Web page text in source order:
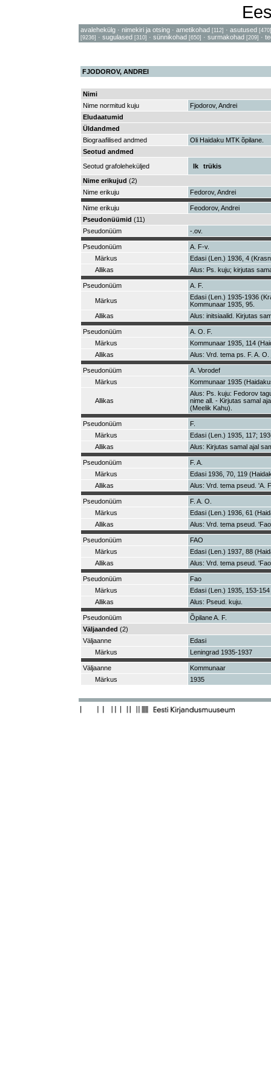
avalehekülg · nimekiri ja otsing · ametikohad [112] · asutused [470]
[9236] · sugulased [310] · sünnikohad [650] · surmakohad [209] ·
FJODOROV, ANDREI
Nimi
Nime normitud kuju
Fjodorov, Andrei
Eludaatumid
Üldandmed
Biograafilised andmed
Oli Haidaku MTK õpilane.
Seotud andmed
Seotud grafoleheküljed
lk
trükis
Nime erikujud (2)
Nime erikuju
Fedorov, Andrei
Nime erikuju
Feodorov, Andrei
Pseudonüümid (11)
Pseudonüüm
-.ov.
Pseudonüüm
A. F-v.
Märkus
Edasi (Len.) 1936, 4
Allikas
Alus: Ps. kuju; kirjutas
Pseudonüüm A. F.
Märkus
Edasi (Len.) 1935-1936
Kommunaar 1935, 95.
Allikas
Alus: initsiaalid. Kirjutas
Pseudonüüm
A. O. F.
Märkus
Kommunaar 1935, 114
Allikas
Alus: Vrd. tema ps. F. A.
Pseudonüüm
A. Vorodef
Märkus
Kommunaar 1935
Allikas
Alus: Ps. kuju: Fedorov
nime all. - Kirjutas samal
(Meelik Kahu).
Pseudonüüm
F.
Märkus
Edasi (Len.) 1935, 117;
Allikas
Alus: Kirjutas samal ajal
Pseudonüüm
F. A.
Märkus
Edasi 1936, 70, 119
Allikas
Alus: Vrd. tema pseud. 'A.
Pseudonüüm
F. A. O.
Märkus
Edasi (Len.) 1936, 61
Allikas
Alus: Vrd. tema pseud.
Pseudonüüm
FAO
Märkus
Edasi (Len.) 1937, 88
Allikas
Alus: Vrd. tema pseud.
Pseudonüüm
Fao
Märkus
Edasi (Len.) 1935, 153-
Allikas
Alus: Pseud. kuju.
Pseudonüüm
Õpilane A. F.
Väljaanded (2)
Väljaanne
Edasi
Märkus
Leningrad 1935-1937
Väljaanne
Kommunaar
Märkus
1935